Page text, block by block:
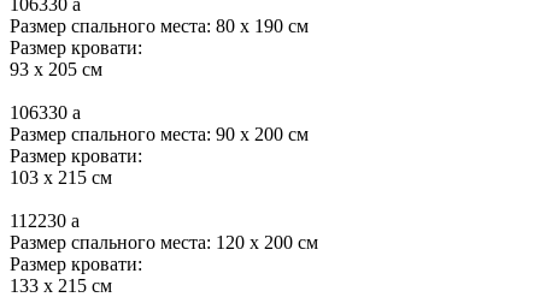
Размер спального места: 80 x 190 см
Размер кровати:
93 x 205 см
106330 a
Размер спального места: 90 x 200 см
Размер кровати:
103 x 215 см
112230 a
Размер спального места: 120 x 200 см
Размер кровати:
133 x 215 см